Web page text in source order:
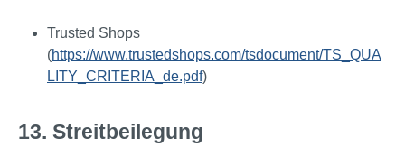
Trusted Shops
(https://www.trustedshops.com/tsdocument/TS_QUA
LITY_CRITERIA_de.pdf)
13. Streitbeilegung